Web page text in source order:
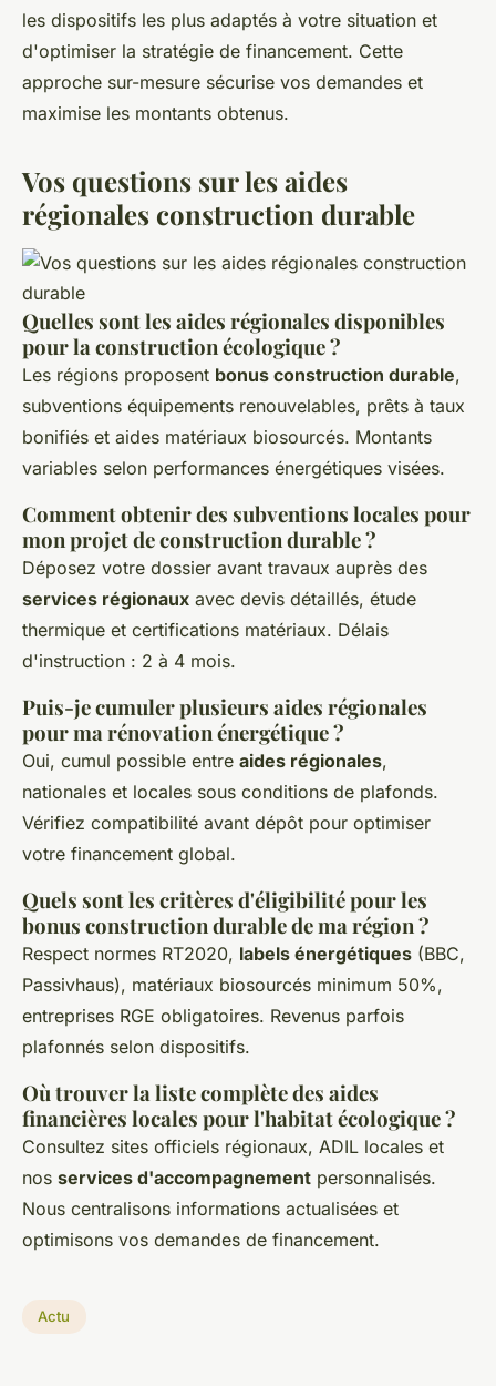
les dispositifs les plus adaptés à votre situation et
d'optimiser la stratégie de financement. Cette
approche sur-mesure sécurise vos demandes et
maximise les montants obtenus.
Vos questions sur les aides
régionales construction durable
Quelles sont les aides régionales disponibles
pour la construction écologique ?
Les régions proposent bonus construction durable,
subventions équipements renouvelables, prêts à taux
bonifiés et aides matériaux biosourcés. Montants
variables selon performances énergétiques visées.
Comment obtenir des subventions locales pour
mon projet de construction durable ?
Déposez votre dossier avant travaux auprès des
services régionaux avec devis détaillés, étude
thermique et certifications matériaux. Délais
d'instruction : 2 à 4 mois.
Puis-je cumuler plusieurs aides régionales
pour ma rénovation énergétique ?
Oui, cumul possible entre aides régionales,
nationales et locales sous conditions de plafonds.
Vérifiez compatibilité avant dépôt pour optimiser
votre financement global.
Quels sont les critères d'éligibilité pour les
bonus construction durable de ma région ?
Respect normes RT2020, labels énergétiques (BBC,
Passivhaus), matériaux biosourcés minimum 50%,
entreprises RGE obligatoires. Revenus parfois
plafonnés selon dispositifs.
Où trouver la liste complète des aides
financières locales pour l'habitat écologique ?
Consultez sites officiels régionaux, ADIL locales et
nos services d'accompagnement personnalisés.
Nous centralisons informations actualisées et
optimisons vos demandes de financement.
Actu